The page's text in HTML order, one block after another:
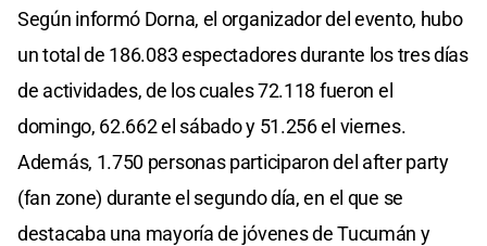
Según informó Dorna, el organizador del evento, hubo
un total de 186.083 espectadores durante los tres días
de actividades, de los cuales 72.118 fueron el
domingo, 62.662 el sábado y 51.256 el viernes.
Además, 1.750 personas participaron del after party
(fan zone) durante el segundo día, en el que se
destacaba una mayoría de jóvenes de Tucumán y